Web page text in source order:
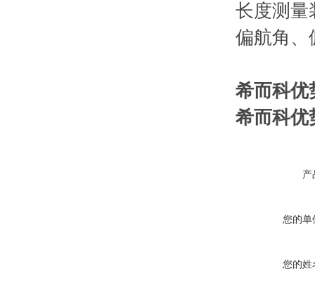
长度测量
偏航角、
希而科优
希而科优
产
您的单
您的姓